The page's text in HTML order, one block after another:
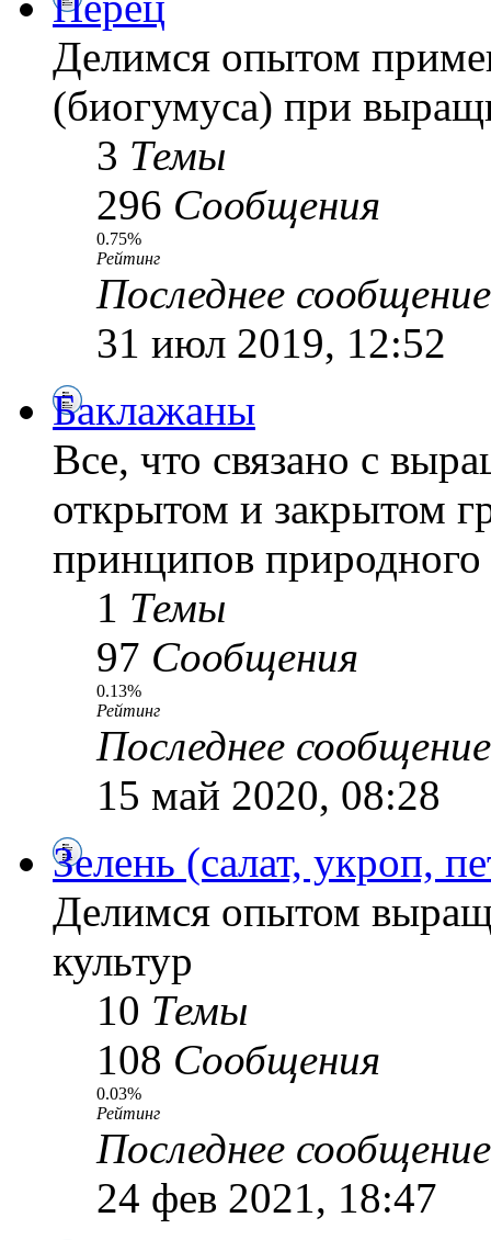
Делимся опытом
(биогумуса) при
3 Темы
296 Сообщения
0.75%
Рейтинг
Последнее сообщение
31 июл 2019, 12:52
Баклажаны
Все, что связано с
открытом и закрытом
принципов природного
1 Темы
97 Сообщения
0.13%
Рейтинг
Последнее сообщение
15 май 2020, 08:28
Зелень (салат, укроп,
Делимся опытом
культур
10 Темы
108 Сообщения
0.03%
Рейтинг
Последнее сообщение
24 фев 2021, 18:47